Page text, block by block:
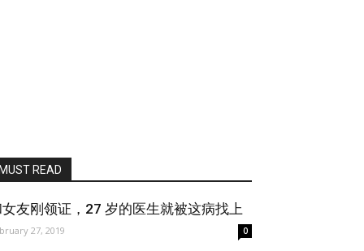
READ
友刚领证，27 岁的医生就被这病找上
27, 2019 0